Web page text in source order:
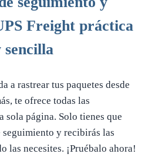
Freight práctica
sencilla
a rastrear tus paquetes desde
te ofrece todas las
sola página. Solo tienes que
y recibirás las
las necesites. ¡Pruébalo ahora!